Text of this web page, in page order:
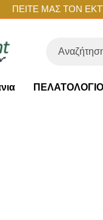
ΠΕΙΤΕ ΜΑΣ ΤΟΝ
ΠΕΛΑΤΟΛΟΓΙΟ